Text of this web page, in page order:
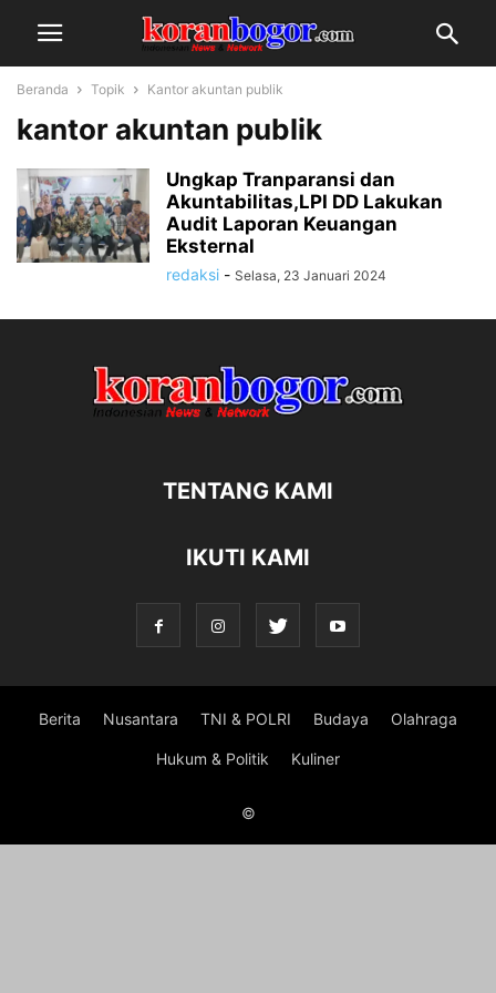
Beranda Topik Kantor akuntan publik
kantor akuntan publik
Ungkap Tranparansi dan
Akuntabilitas,LPI DD Lakukan
Audit Laporan Keuangan
Eksternal
redaksi - Selasa, 23 Januari 2024
TENTANG KAMI
IKUTI KAMI
Berita Nusantara TNI & POLRI Budaya Olahraga
Hukum & Politik Kuliner
©